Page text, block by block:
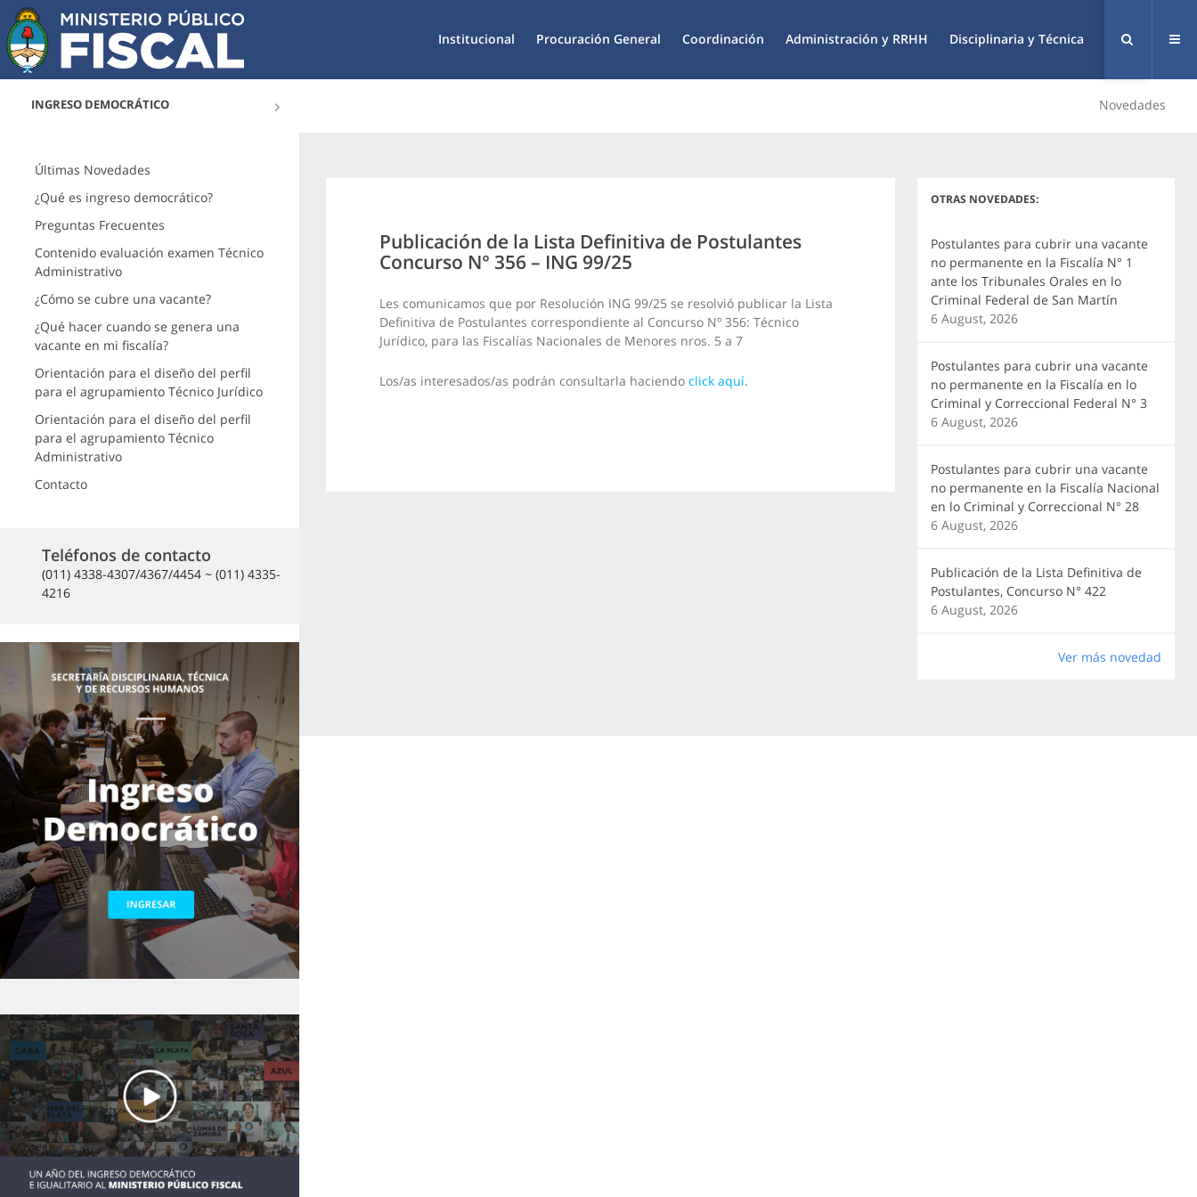
Institucional Procuración General Coordinación Administración y RRHH Disciplinaria y Técnica
INGRESO DEMOCRÁTICO Novedades
Últimas Novedades
¿Qué es ingreso democrático?
Preguntas Frecuentes
Contenido evaluación examen Técnico
Administrativo
¿Cómo se cubre una vacante?
¿Qué hacer cuando se genera una
vacante en mi fiscalía?
Orientación para el diseño del perfil
para el agrupamiento Técnico Jurídico
Orientación para el diseño del perfil
para el agrupamiento Técnico
Administrativo
Contacto
Teléfonos de contacto
(011) 4338-4307/4367/4454 ~ (011) 4335-
4216
Publicación de la Lista Definitiva de Postulantes
Concurso N° 356 – ING 99/25
Les comunicamos que por Resolución ING 99/25 se resolvió publicar la Lista
Definitiva de Postulantes correspondiente al Concurso Nº 356: Técnico
Jurídico, para las Fiscalías Nacionales de Menores nros. 5 a 7
Los/as interesados/as podrán consultarla haciendo click aquí.
OTRAS NOVEDADES:
Postulantes para cubrir una vacante
no permanente en la Fiscalía N° 1
ante los Tribunales Orales en lo
Criminal Federal de San Martín
6 August, 2026
Postulantes para cubrir una vacante
no permanente en la Fiscalía en lo
Criminal y Correccional Federal N° 3
6 August, 2026
Postulantes para cubrir una vacante
no permanente en la Fiscalía Nacional
en lo Criminal y Correccional N° 28
6 August, 2026
Publicación de la Lista Definitiva de
Postulantes, Concurso N° 422
6 August, 2026
Ver más novedad